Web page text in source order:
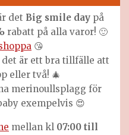
det Big smile day på
rabatt på alla varor! 🙂
😘
är ett bra tillfälle att
eller två! 🎄
merinoullsplagg för
exempelvis 😍
mellan kl 07:00 till